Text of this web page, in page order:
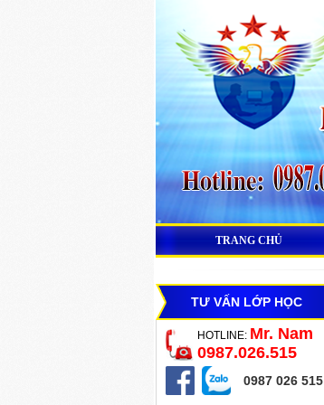
TRANG CHỦ
TƯ VẤN LỚP HỌC
HOTLINE: Mr. Nam
0987.026.515
0987 026 515